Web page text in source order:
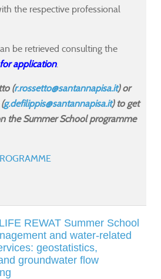
the respective professional
be retrieved consulting the
application.
(r.rossetto@santannapisa.it) or
g.defilippis@santannapisa.it) to get
the Summer School programme
REWAT Summer School
and water-related
geostatistics,
groundwater flow